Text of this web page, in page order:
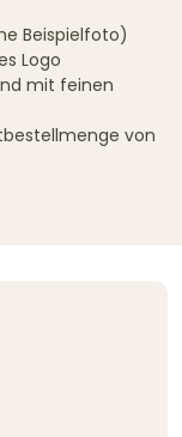
Beispielfoto)
Logo
mit feinen
von